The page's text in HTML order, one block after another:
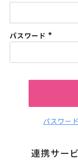
パスワード
パスワー
連携サー